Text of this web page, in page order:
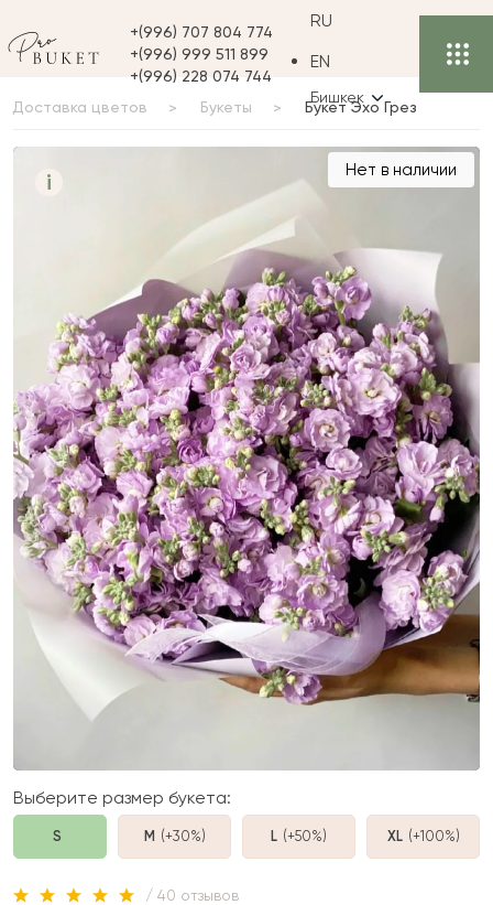
+(996) 707 804 774
+(996) 999 511 899
+(996) 228 074 744
RU
EN
Бишкек
Доставка цветов Букеты Букет Эхо Грез
i Нет в наличии
Выберите размер букета:
S M (+30%) L (+50%) XL (+100%)
/ 40 отзывов